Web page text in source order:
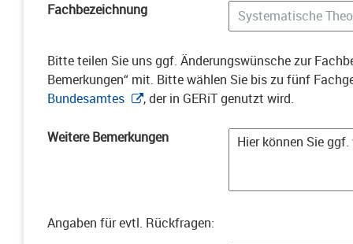
Fachbezeichnung
Bitte teilen Sie uns ggf. Änderungswünsche zur
Bemerkungen“ mit. Bitte wählen Sie bis zu fünf
Bundesamtes
, der in GERiT genutzt wird.
Weitere Bemerkungen
Angaben für evtl. Rückfragen: